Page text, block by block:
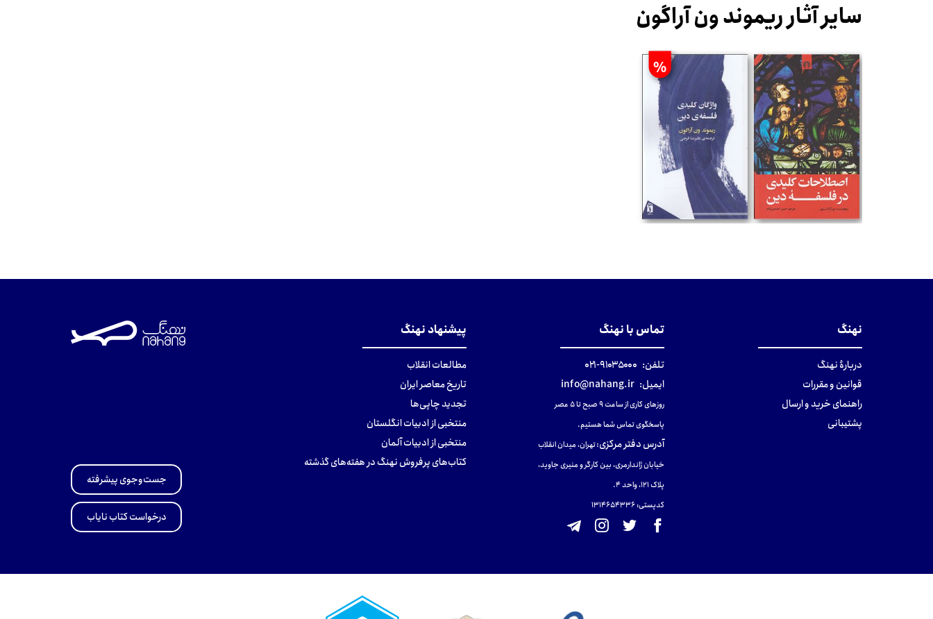
سایر آثار ریموند ون آراگون
%
نهنگ
دربارهٔ نهنگ
قوانین و مقررات
راهنمای خرید و ارسال
پشتیبانی
تماس با نهنگ
تلفن: ۹۱۰۳۵۰۰۰-۰۲۱
ایمیل: info@nahang.ir
روزهای کاری از ساعت ۹ صبح تا ۵ عصر
پاسخگوی تماس شما هستیم.
آدرس دفتر مرکزی:تهران، میدان انقلاب
خیابان ژاندارمری، بین کارگر و منیری جاوید،
پلاک 121، واحد ۴.
کدپستی: 131465433۶
پیشنهاد نهنگ
مطالعات انقلاب
تاریخ معاصر ایران
تجدید چاپی‌ها
منتخبی از ادبیات انگلستان
منتخبی از ادبیات آلمان
کتاب‌های پرفروش نهنگ در هفته‌های گذشته
جست‌وجوی پیشرفته
درخواست کتاب نایاب